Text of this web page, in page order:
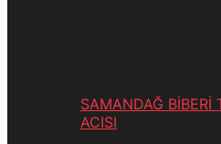
SAMANDAĞ BİBERİ
ACISI